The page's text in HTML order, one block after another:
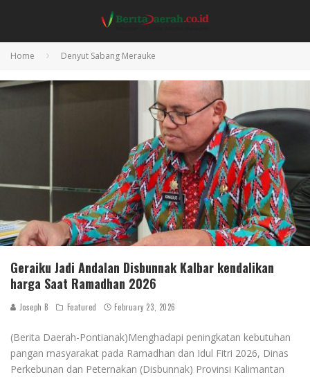
Home Denyut Sabang Merauke
Geraiku Jadi Andalan Disbunnak Kalbar kendalikan
harga Saat Ramadhan 2026
Joseph B Featured February 23, 2026
(Berita Daerah-Pontianak)Menghadapi peningkatan kebutuhan
pangan masyarakat pada Ramadhan dan Idul Fitri 2026, Dinas
Perkebunan dan Peternakan (Disbunnak) Provinsi Kalimantan